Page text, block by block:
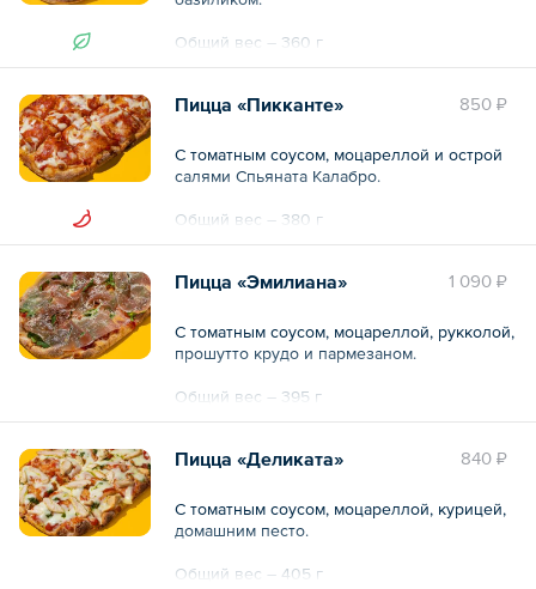
Общий вес – 360 г
850 ₽
Пицца «Пикканте»
С томатным соусом, моцареллой и острой
салями Спьяната Калабро.
Общий вес – 380 г
1 090 ₽
Пицца «Эмилиана»
С томатным соусом, моцареллой, рукколой,
прошутто крудо и пармезаном.
Общий вес – 395 г
840 ₽
Пицца «Деликата»
С томатным соусом, моцареллой, курицей,
домашним песто.
Общий вес – 405 г